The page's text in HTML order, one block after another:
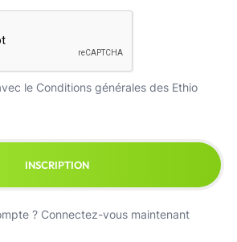
le Conditions générales des Ethio
INSCRIPTION
? Connectez-vous maintenant